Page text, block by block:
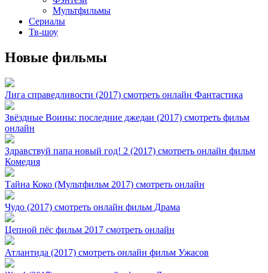
Мультфильмы
Сериалы
Тв-шоу
Новые фильмы
Лига справедливости (2017) смотреть онлайн Фантастика
Звёздные Воины: последние джедаи (2017) смотреть фильм
онлайн
Здравствуй папа новый год! 2 (2017) смотреть онлайн фильм
Комедия
Тайна Коко (Мультфильм 2017) смотреть онлайн
Чудо (2017) смотреть онлайн фильм Драма
Цепной пёс фильм 2017 смотреть онлайн
Атлантида (2017) смотреть онлайн фильм Ужасов